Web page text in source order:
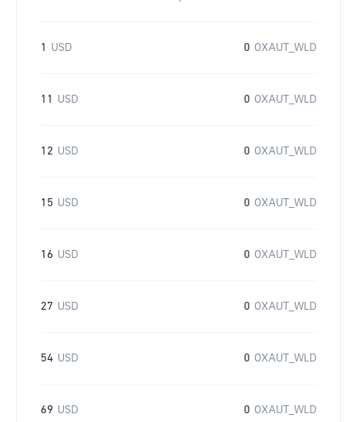
1 USD 0 OXAUT_WLD
11 USD 0 OXAUT_WLD
12 USD 0 OXAUT_WLD
15 USD 0 OXAUT_WLD
16 USD 0 OXAUT_WLD
27 USD 0 OXAUT_WLD
54 USD 0 OXAUT_WLD
69 USD 0 OXAUT_WLD